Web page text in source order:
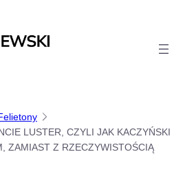
LUSTER, CZYLI JAK KACZYŃSKI
ZAMIAST Z RZECZYWISTOŚCIĄ